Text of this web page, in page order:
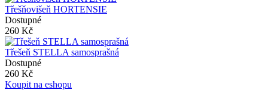
Třešňovišeň HORTENSIE
Dostupné
260 Kč
Třešeň STELLA samosprašná
Dostupné
260 Kč
Koupit na eshopu